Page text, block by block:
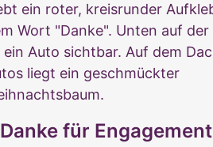
Danke für Engagement